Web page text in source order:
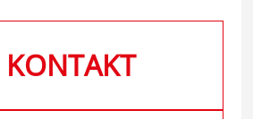
KONTAKT